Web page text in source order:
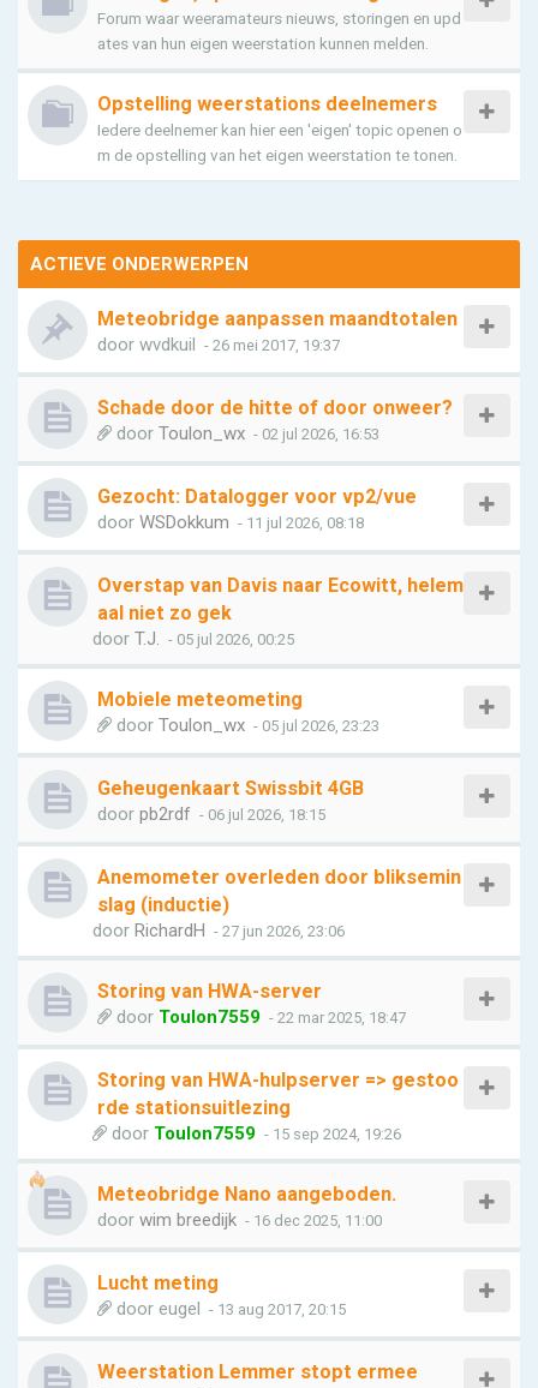
Forum waar weeramateurs nieuws, storingen en upd
ates van hun eigen weerstation kunnen melden.
Opstelling weerstations deelnemers
Iedere deelnemer kan hier een 'eigen' topic openen o
m de opstelling van het eigen weerstation te tonen.
ACTIEVE ONDERWERPEN
Meteobridge aanpassen maandtotalen
door wvdkuil - 26 mei 2017, 19:37
Schade door de hitte of door onweer?
door Toulon_wx - 02 jul 2026, 16:53
Gezocht: Datalogger voor vp2/vue
door WSDokkum - 11 jul 2026, 08:18
Overstap van Davis naar Ecowitt, helem
aal niet zo gek
door T.J. - 05 jul 2026, 00:25
Mobiele meteometing
door Toulon_wx - 05 jul 2026, 23:23
Geheugenkaart Swissbit 4GB
door pb2rdf - 06 jul 2026, 18:15
Anemometer overleden door bliksemin
slag (inductie)
door RichardH - 27 jun 2026, 23:06
Storing van HWA-server
door Toulon7559 - 22 mar 2025, 18:47
Storing van HWA-hulpserver => gestoo
rde stationsuitlezing
door Toulon7559 - 15 sep 2024, 19:26
Meteobridge Nano aangeboden.
door wim breedijk - 16 dec 2025, 11:00
Lucht meting
door eugel - 13 aug 2017, 20:15
Weerstation Lemmer stopt ermee